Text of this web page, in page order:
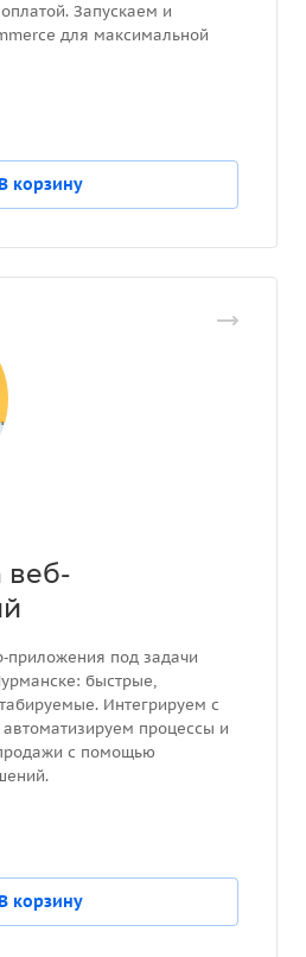
Запускаем и
для максимальной
корзину
веб-
под задачи
быстрые,
Интегрируем с
процессы и
с помощью
корзину